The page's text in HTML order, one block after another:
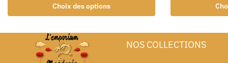
Choix des options
NOS COLLECTIONS